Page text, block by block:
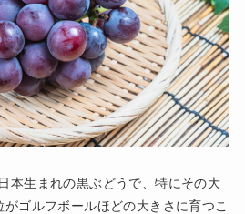
本生まれの黒ぶどうで、特にその大
ゴルフボールほどの大きさに育つこ